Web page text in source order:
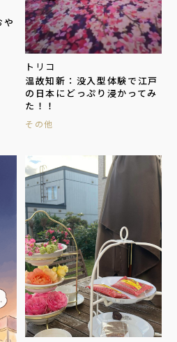
や
トリコ
温故知新：没入型体験で江戸
の日本にどっぷり浸かってみ
た！！
その他